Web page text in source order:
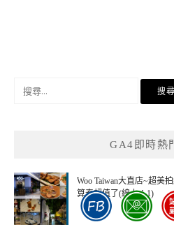
GA4即時熱
Woo Taiwan大直店~超美
算泰超值了(線上：1)